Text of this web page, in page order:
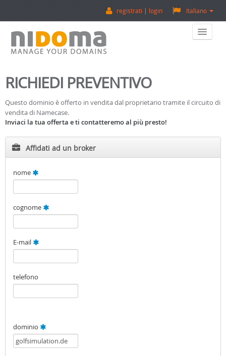
Italiano
registrati login
Vendi Un Dominio
Contatti
RICHIEDI PREVENTIVO
Questo dominio è offerto in vendita dal proprietario tramite il circuito di
vendita di Namecase.
Inviaci la tua offerta e ti contatteremo al più presto!
Affidati ad un broker
nome
cognome
E-mail
telefono
dominio